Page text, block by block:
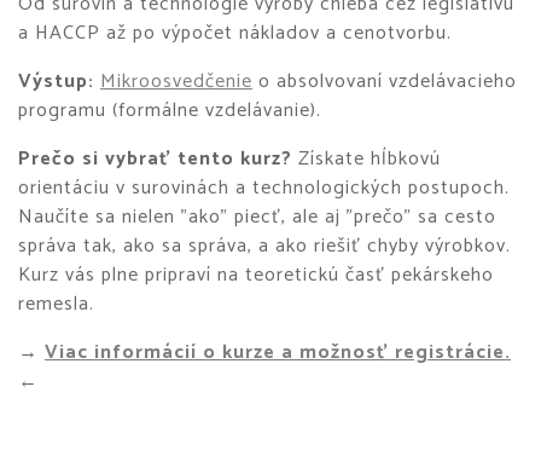
a HACCP až po výpočet nákladov a cenotvorbu.
Výstup: Mikroosvedčenieo absolvovaní vzdelávacieho
programu (formálne vzdelávanie).
Prečo si vybrať tento kurz? Získate hĺbkovú
orientáciu v surovinách a technologických postupoch.
Naučíte sa nielen "ako" piecť, ale aj "prečo" sa cesto
správa tak, ako sa správa, a ako riešiť chyby výrobkov.
Kurz vás plne pripraví na teoretickú časť pekárskeho
remesla.
→ Viac informácií o kurze a možnosť registrácie.
←